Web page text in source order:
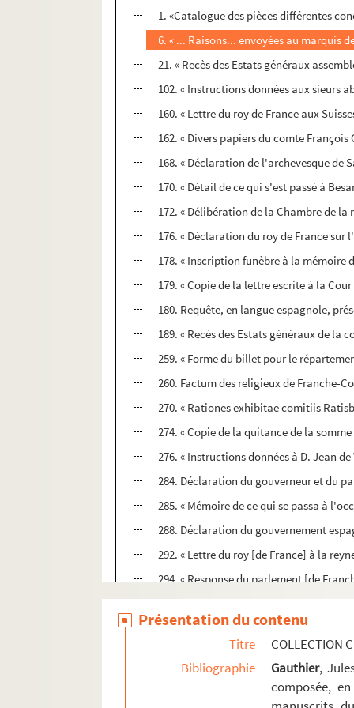
1. «Catalogue des pièces différentes
6. « ... Raisons... envoyées au marquis
21. « Recès des Estats généraux
102. « Instructions données aux sieurs
160. « Lettre du roy de France aux
162. « Divers papiers du comte
168. « Déclaration de l'archevesque de
170. « Détail de ce qui s'est passé à
172. « Délibération de la Chambre de
176. « Déclaration du roy de France
178. « Inscription funèbre à la
179. « Copie de la lettre escrite à la
180. Requête, en langue espagnole,
189. « Recès des Estats généraux de la
259. « Forme du billet pour le
260. Factum des religieux de Franche-
270. « Rationes exhibitae comitiis
274. « Copie de la quitance de la
276. « Instructions données à D. Jean
284. Déclaration du gouverneur et du
285. « Mémoire de ce qui se passa à
288. Déclaration du gouvernement
292. « Lettre du roy [de France] à la
294. « Response du parlement [de
296. « Discours de monsieur de
301. « Raisonnement de... Charles
313. Lettre de la régente d'Espagne
315. « Pouvoir des conseillers
317. « Remonstrance faicte par les
Présentation du contenu
Titre
COLLECTION
Bibliographie
Gauthier,
composée,